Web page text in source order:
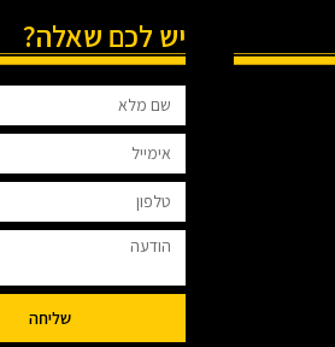
יש לכם שאלה?
שליחה